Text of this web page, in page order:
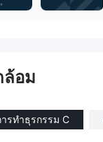
อม
รทำธุรกรรม C